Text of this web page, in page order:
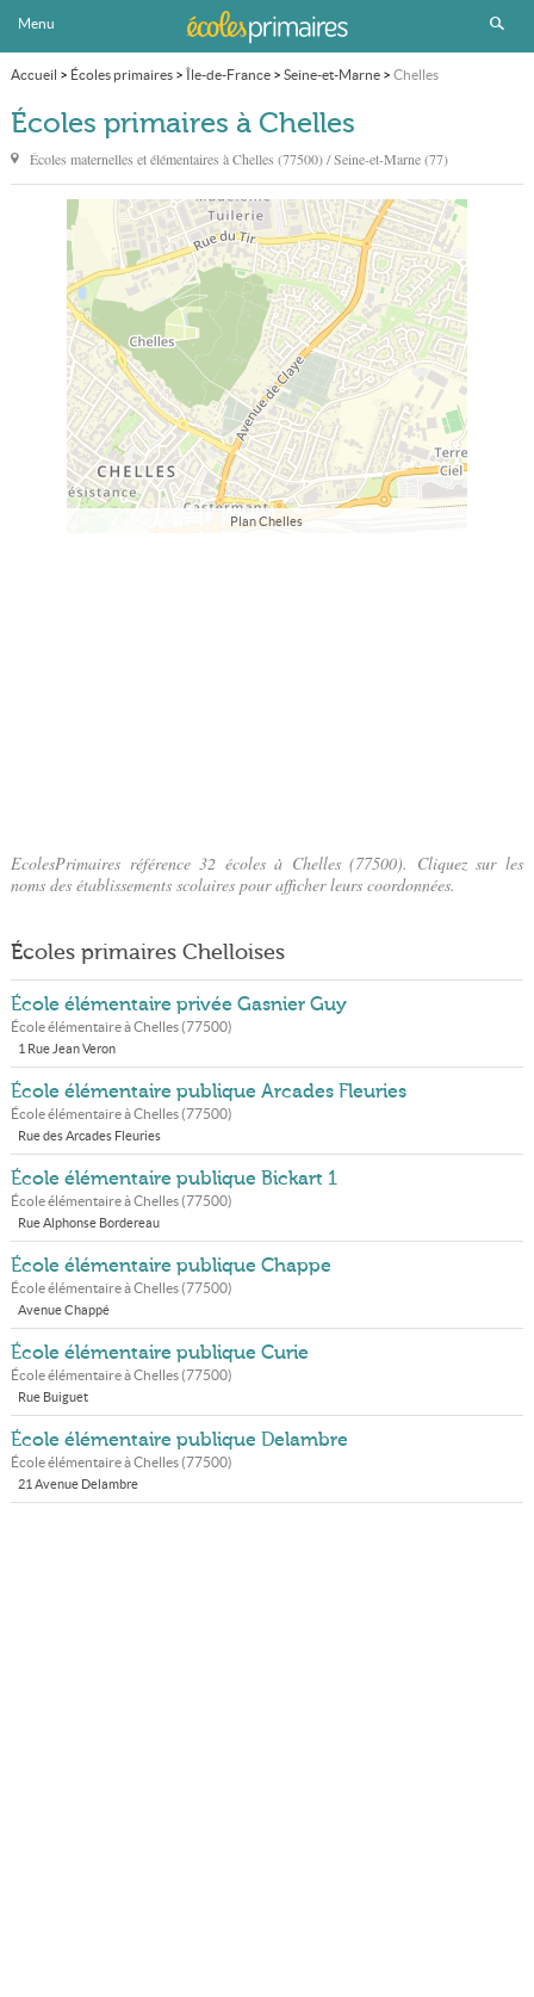
Menu
Accueil > Écoles primaires> Île-de-France> Seine-et-Marne> Chelles
Écoles primaires à Chelles
Écoles maternelles et élémentaires àChelles (77500) / Seine-et-Marne (77)
Plan Chelles
EcolesPrimaires référence 32 écoles à Chelles (77500). Cliquez sur les
noms des établissements scolaires pour afficher leurs coordonnées.
Écoles primaires Chelloises
École élémentaire privée Gasnier Guy
École élémentaire àChelles(77500)
1 Rue Jean Veron
École élémentaire publique Arcades Fleuries
École élémentaire àChelles(77500)
Rue des Arcades Fleuries
École élémentaire publique Bickart 1
École élémentaire àChelles(77500)
Rue Alphonse Bordereau
École élémentaire publique Chappe
École élémentaire àChelles(77500)
Avenue Chappé
École élémentaire publique Curie
École élémentaire àChelles(77500)
Rue Buiguet
École élémentaire publique Delambre
École élémentaire àChelles(77500)
21 Avenue Delambre